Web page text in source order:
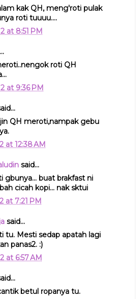
kak QH, meng'roti pulak
roti tuuuu....
at 8:51 PM
roti QH
at 9:36 PM
QH meroti,nampak gebu
at 12:38 AM
said...
gbunya... buat brakfast ni
cicah kopi... nak sktui
at 7:21 PM
said...
tu. Mesti sedap apatah lagi
panas2. :)
at 6:57 AM
betul ropanya tu.